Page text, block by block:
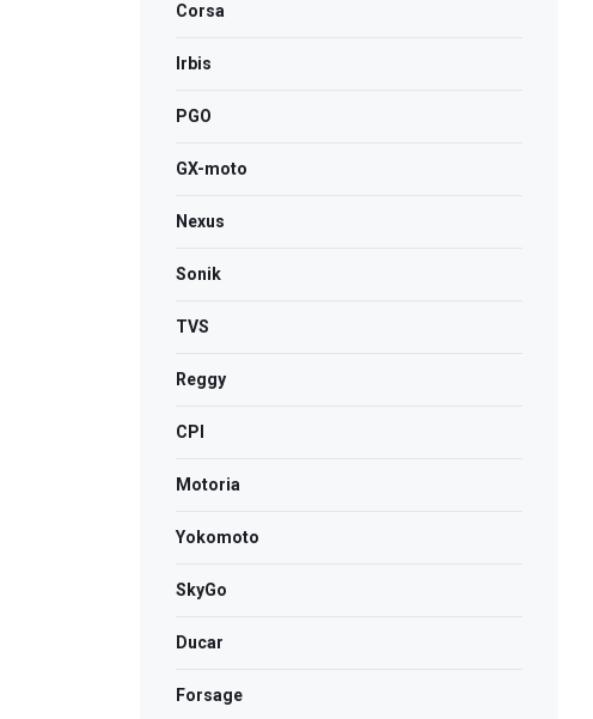
Corsa
Irbis
PGO
GX-moto
Nexus
Sonik
TVS
Reggy
CPI
Motoria
Yokomoto
SkyGo
Ducar
Forsage